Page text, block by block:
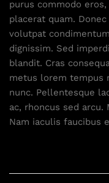
purus commodo
placerat quam.
volutpat
dignissim. Sed
blandit. Cras
metus lorem tempus
nunc. Pellentesque
ac, rhoncus sed
Nam iaculis faucibus